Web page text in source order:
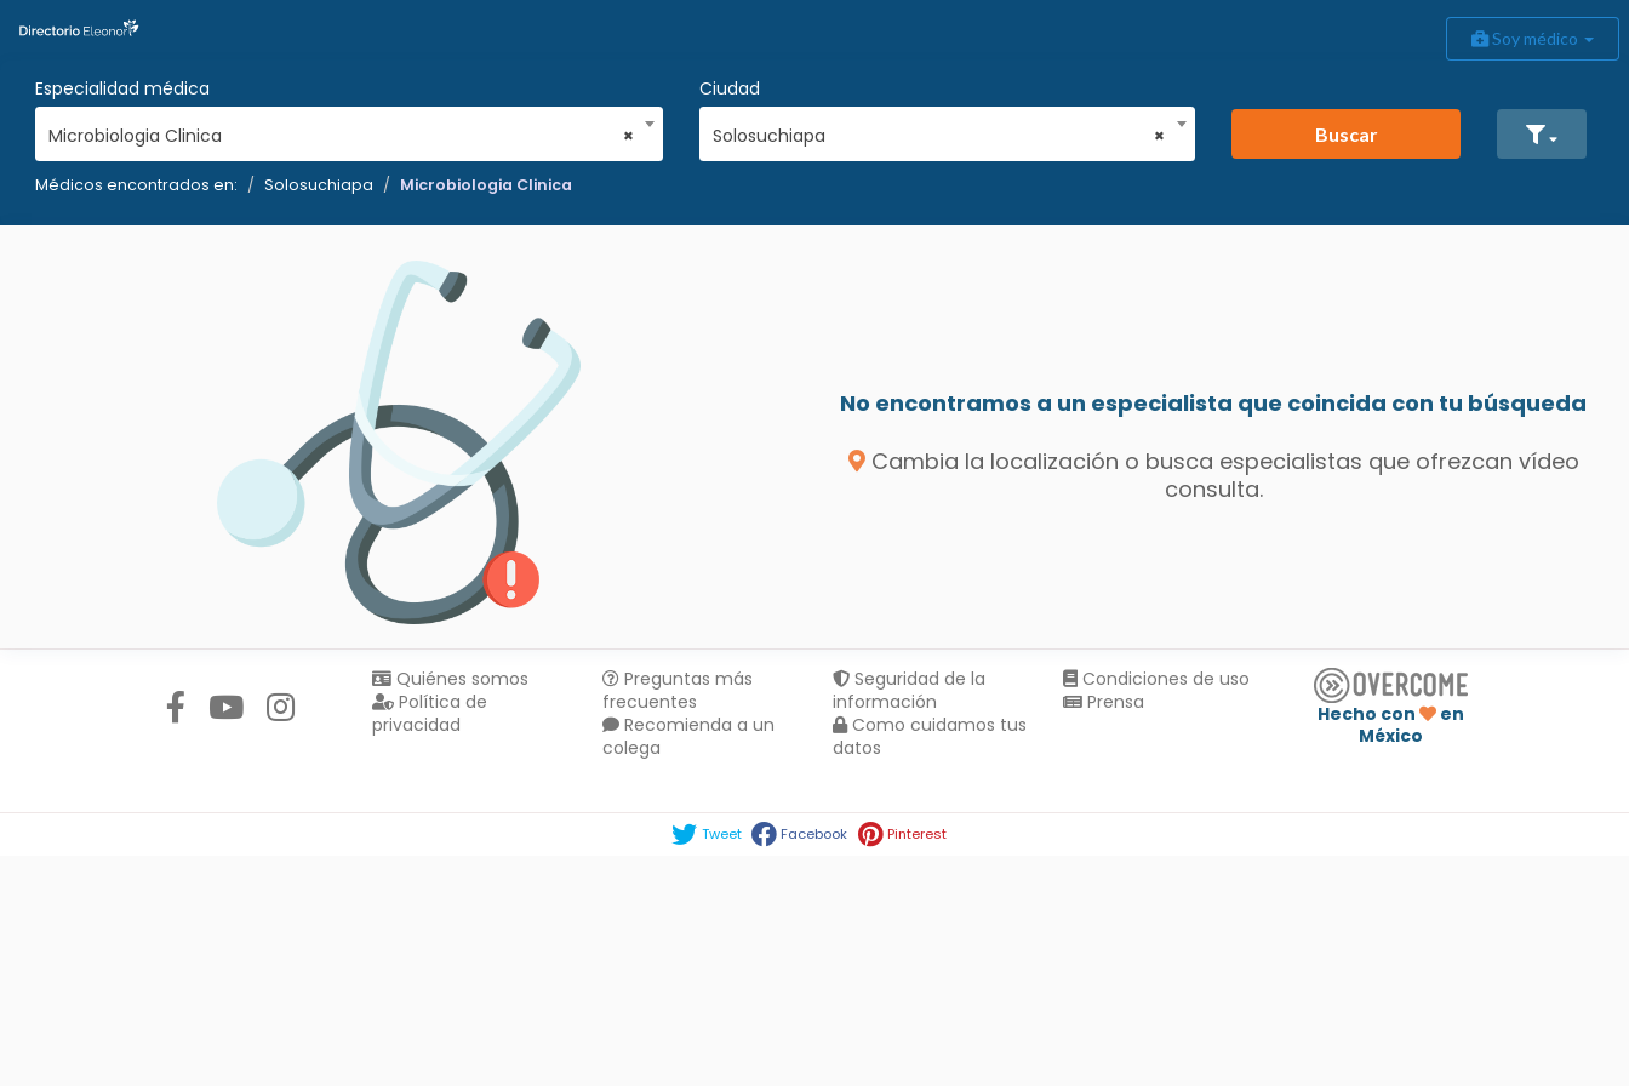
Soy médico
Especialidad médica
×
Microbiologia Clinica
Ciudad
×
Solosuchiapa Buscar
Médicos encontrados en: Solosuchiapa Microbiologia Clinica
No encontramos a un especialista que coincida con tu búsqueda
Cambia la localización o busca especialistas que ofrezcan vídeo
consulta.
Quiénes somos
Política de
privacidad
Preguntas más
frecuentes
Recomienda a un
colega
Seguridad de la
información
Como cuidamos tus
datos
Condiciones de uso
Prensa
Hecho con
en
México
Tweet Facebook Pinterest